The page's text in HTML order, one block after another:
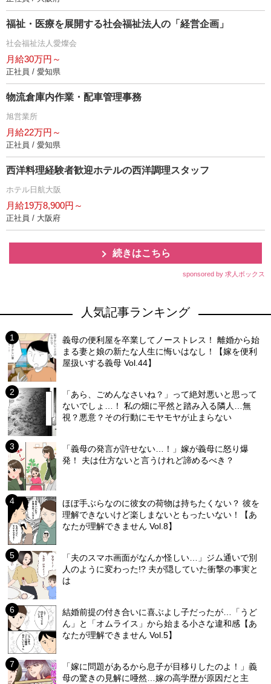
福祉・医療を展開する社会福祉法人の「経営企画」
社会福祉法人愛燦会
月給30万円～
正社員 / 愛知県
物流倉庫内作業・配車管理事務
旭営業所
月給22万円～
正社員 / 愛知県
西洋料理経験者歓迎ホテルの西洋調理スタッフ
ホテル日航大阪
月給19万8,900円～
正社員 / 大阪府
続きはこちら
sponsored by 求人ボックス
人気記事ランキング
義母の便利屋を卒業してノーストレス！ 離婚から始
まる妻と娘の新たな人生に悔いはなし！【嫁を便利
屋扱いする義母 Vol.44】
「あら、ごめんなさいね？」って絶対悪いと思って
ないでしょ…！ 私の畑に平然と踏み入る隣人…無
視？悪意？その行動にモヤモヤが止まらない
「義母の発言が許せない…！」嫁が義母に怒り爆
発！ 夫は仕方ないと言うけれど諦めるべき？
ほぼ手ぶらなのに彼女の荷物は持ちたくない？ 彼を
理解できないけど楽しまないともったいない！【あ
なたが理解できません Vol.8】
「夫のスマホ画面がなんか怪しい…」ジム通いで別
人のように変わった!? 夫が隠していた衝撃の事実と
は
結婚前提の付き合いに喜ぶよし子だったが…「うど
ん」と「オムライス」から始まる小さな違和感【あ
なたが理解できません Vol.5】
「嫁に問題があるから息子が目移りしたのよ！」義
母の驚きの見解に唖然…嫁の高学歴が原因だと主